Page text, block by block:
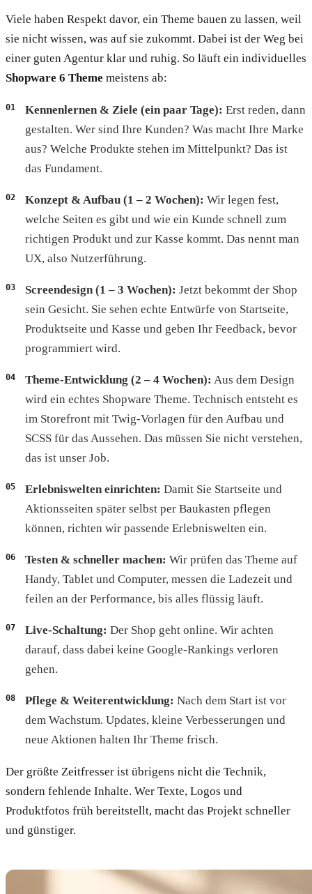
Viele haben Respekt davor, ein Theme bauen zu lassen, weil
sie nicht wissen, was auf sie zukommt. Dabei ist der Weg bei
einer guten Agentur klar und ruhig. So läuft ein individuelles
Shopware 6 Theme meistens ab:
Kennenlernen & Ziele (ein paar Tage): Erst reden, dann
gestalten. Wer sind Ihre Kunden? Was macht Ihre Marke
aus? Welche Produkte stehen im Mittelpunkt? Das ist
das Fundament.
Konzept & Aufbau (1 – 2 Wochen): Wir legen fest,
welche Seiten es gibt und wie ein Kunde schnell zum
richtigen Produkt und zur Kasse kommt. Das nennt man
UX, also Nutzerführung.
Screendesign (1 – 3 Wochen): Jetzt bekommt der Shop
sein Gesicht. Sie sehen echte Entwürfe von Startseite,
Produktseite und Kasse und geben Ihr Feedback, bevor
programmiert wird.
Theme-Entwicklung (2 – 4 Wochen): Aus dem Design
wird ein echtes Shopware Theme. Technisch entsteht es
im Storefront mit Twig-Vorlagen für den Aufbau und
SCSS für das Aussehen. Das müssen Sie nicht verstehen,
das ist unser Job.
Erlebniswelten einrichten: Damit Sie Startseite und
Aktionsseiten später selbst per Baukasten pflegen
können, richten wir passende Erlebniswelten ein.
Testen & schneller machen: Wir prüfen das Theme auf
Handy, Tablet und Computer, messen die Ladezeit und
feilen an der Performance, bis alles flüssig läuft.
Live-Schaltung: Der Shop geht online. Wir achten
darauf, dass dabei keine Google-Rankings verloren
gehen.
Pflege & Weiterentwicklung: Nach dem Start ist vor
dem Wachstum. Updates, kleine Verbesserungen und
neue Aktionen halten Ihr Theme frisch.
Der größte Zeitfresser ist übrigens nicht die Technik,
sondern fehlende Inhalte. Wer Texte, Logos und
Produktfotos früh bereitstellt, macht das Projekt schneller
und günstiger.